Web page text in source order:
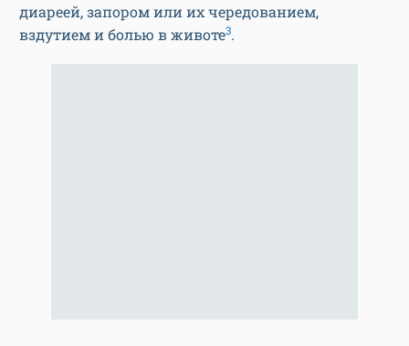
диареей, запором или их чередованием,
вздутием и болью в животе3.